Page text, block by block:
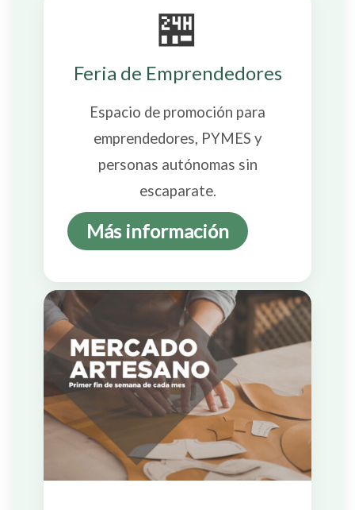
🏪
Feria de Emprendedores
Espacio de promoción para
emprendedores, PYMES y
personas autónomas sin
escaparate.
Más información